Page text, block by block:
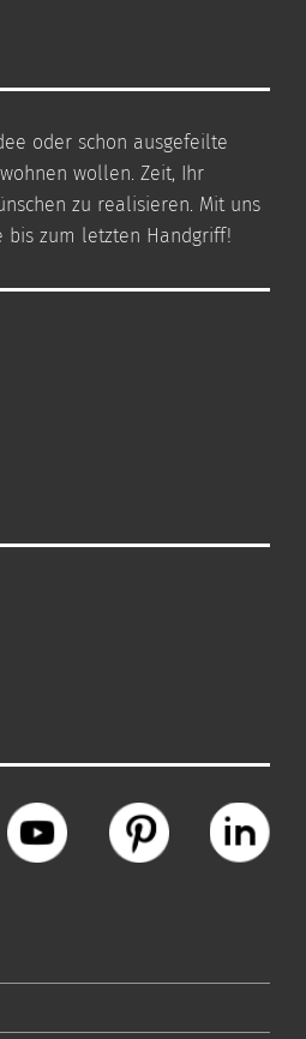
oder schon ausgefeilte
wollen. Zeit, Ihr
zu realisieren. Mit uns
bis zum letzten Handgriff!